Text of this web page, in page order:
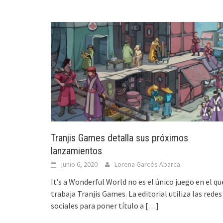
Tranjis Games detalla sus próximos
lanzamientos
junio 6, 2020 Lorena Garcés Abarca
It’s a Wonderful World no es el único juego en el
trabaja Tranjis Games. La editorial utiliza las redes
sociales para poner título a […]